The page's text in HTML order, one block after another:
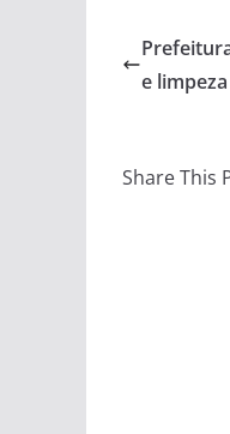
e
Share This